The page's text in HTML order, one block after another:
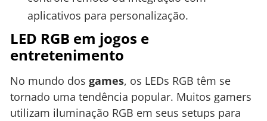
aplicativos para personalização.
LED RGB em jogos e
entretenimento
No mundo dos games, os LEDs RGB têm se
tornado uma tendência popular. Muitos gamers
utilizam iluminação RGB em seus setups para